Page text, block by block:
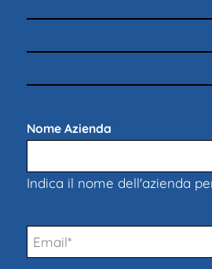
Nome Azienda*
Indica il nome dell'azienda
Email